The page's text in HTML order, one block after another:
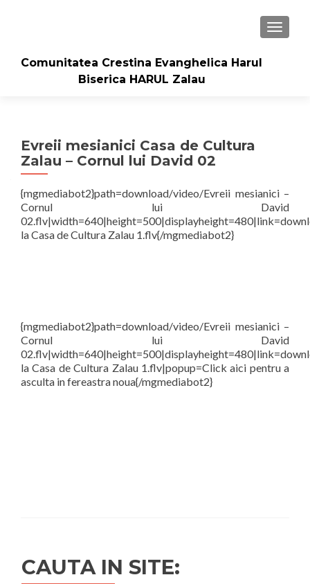
Comunitatea Crestina Evanghelica Harul
Biserica HARUL Zalau
Evreii mesianici Casa de Cultura
Zalau – Cornul lui David 02
{mgmediabot2}path=download/video/Evreii mesianici –
Cornul lui David
la Casa de Cultura Zalau 1.flv{/mgmediabot2}
{mgmediabot2}path=download/video/Evreii mesianici –
Cornul lui David
la Casa de Cultura Zalau 1.flv|popup=Click aici pentru a
asculta in fereastra noua{/mgmediabot2}
CAUTA IN SITE: